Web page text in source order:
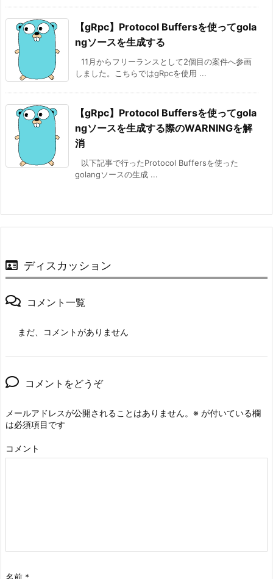
【gRpc】Protocol Buffersを使ってgola
ngソースを生成する
11月からフリーランスとして2個目の案件へ参画
しました。こちらではgRpcを使用 ...
【gRpc】Protocol Buffersを使ってgola
ngソースを生成する際のWARNINGを解
消
以下記事で行ったProtocol Buffersを使った
golangソースの生成 ...
ディスカッション
コメント一覧
まだ、コメントがありません
コメントをどうぞ
メールアドレスが公開されることはありません。 ※ が付いている欄
は必須項目です
コメント